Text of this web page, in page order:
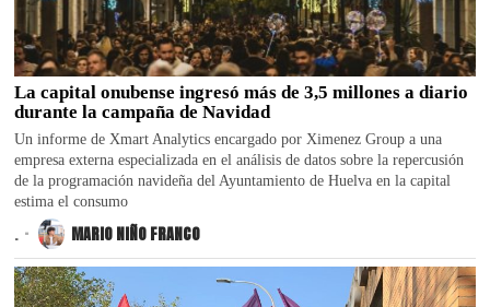
La capital onubense ingresó más de 3,5 millones a diario
durante la campaña de Navidad
Un informe de Xmart Analytics encargado por Ximenez Group a una
empresa externa especializada en el análisis de datos sobre la repercusión
de la programación navideña del Ayuntamiento de Huelva en la capital
estima el consumo
. MARIO NIÑO FRANCO